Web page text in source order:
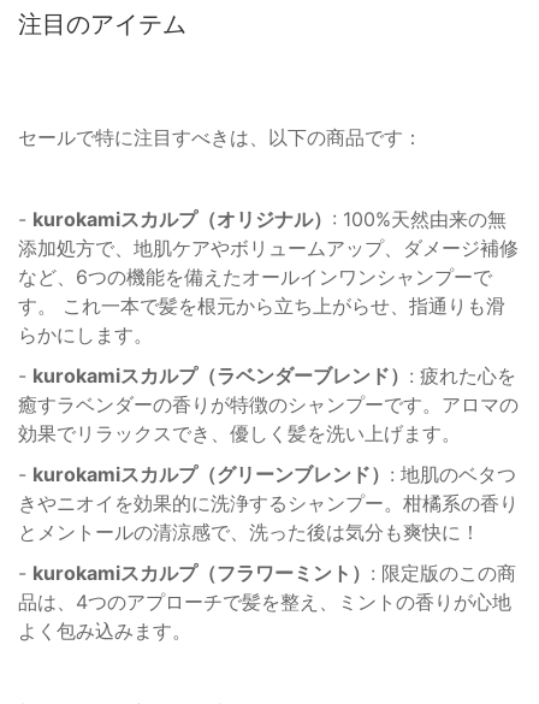
注目のアイテム
セールで特に注目すべきは、以下の商品です：
- kurokamiスカルプ（オリジナル） : 100%天然由来の無
添加処方で、地肌ケアやボリュームアップ、ダメージ補修
など、6つの機能を備えたオールインワンシャンプーで
す。 これ一本で髪を根元から立ち上がらせ、指通りも滑
らかにします。
- kurokamiスカルプ（ラベンダーブレンド） : 疲れた心を
癒すラベンダーの香りが特徴のシャンプーです。アロマの
効果でリラックスでき、優しく髪を洗い上げます。
- kurokamiスカルプ（グリーンブレンド） : 地肌のベタつ
きやニオイを効果的に洗浄するシャンプー。柑橘系の香り
とメントールの清涼感で、洗った後は気分も爽快に！
- kurokamiスカルプ（フラワーミント） : 限定版のこの商
品は、4つのアプローチで髪を整え、ミントの香りが心地
よく包み込みます。